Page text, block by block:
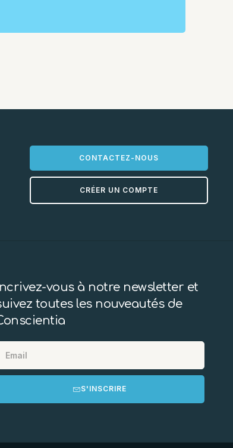
CONTACTEZ-NOUS
CRÉER UN COMPTE
vous à notre newsletter et
toutes les nouveautés de
S'INSCRIRE